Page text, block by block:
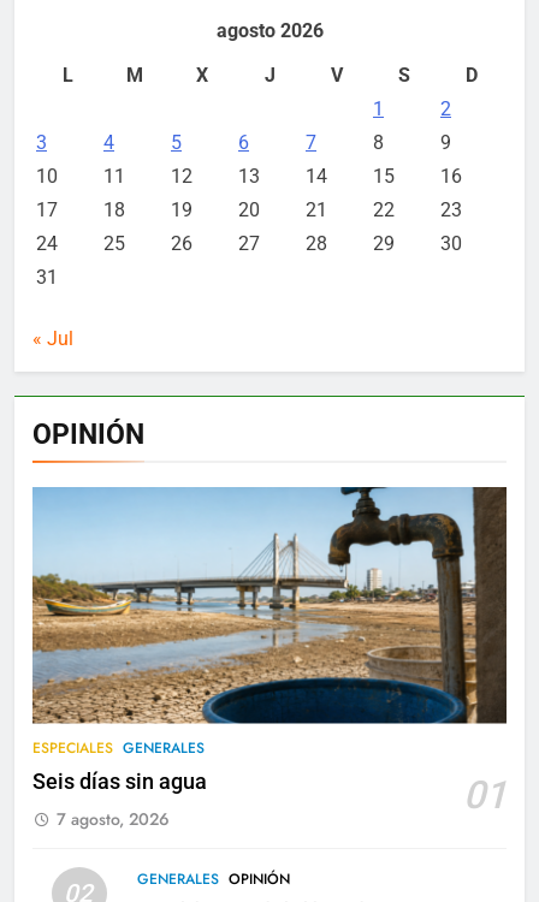
agosto 2026
L
M X J V S
D
1
2
3
4 5 6 7 8
9
10
11 12 13 14 15
16
17
18 19 20 21 22
23
24
25 26 27 28 29
30
31
« Jul
OPINIÓN
ESPECIALES GENERALES
Seis días sin agua 01
7 agosto, 2026
02 GENERALES OPINIÓN